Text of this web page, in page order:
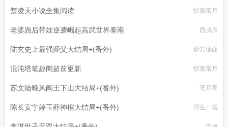
楚凌天小说全集阅读 惊蛰落月
老婆跑后带娃逆袭崛起高武世界泰南 西戌辰
陆玄史上最强师父大结局+(番外) 炒方便面
混沌塔笔趣阁超前更新 惊蛰落月
苏文陆晚风阎王下山大结局+(番外) 苍月夜
陈长安宁婷玉葬神棺大结局+(番外) 浮生一诺